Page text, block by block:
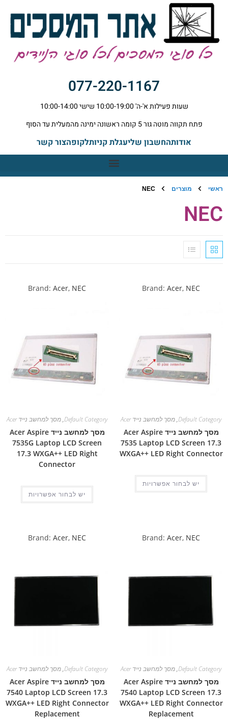
077-220-1167
שעות פעילות א'-ה' 10:00-19:00 שישי 10:00-14:00
פתח תקווה מוטה גור 5 קומה ראשונה ימינה מהמעלית עד הסוף
אודותהחשבון שליעגלת קניותלקופהצור קשר
ראשי מוצרים NEC
NEC
Brand: Acer, NEC
Default Category
,מסך למחשב נייד Acer
מסך למחשב נייד Acer Aspire
7535 Laptop LCD Screen 17.3
WXGA++ LED Right Connector
יש לבחור אפשרויות
Brand: Acer, NEC
Default Category
,מסך למחשב נייד Acer
מסך למחשב נייד Acer Aspire
7535G Laptop LCD Screen
17.3 WXGA++ LED Right
Connector
יש לבחור אפשרויות
Brand: Acer, NEC
Default Category
,מסך למחשב נייד Acer
מסך למחשב נייד Acer Aspire
7540 Laptop LCD Screen 17.3
WXGA++ LED Right Connector
Replacement
Brand: Acer, NEC
Default Category
,מסך למחשב נייד Acer
מסך למחשב נייד Acer Aspire
7540 Laptop LCD Screen 17.3
WXGA++ LED Right Connector
Replacement